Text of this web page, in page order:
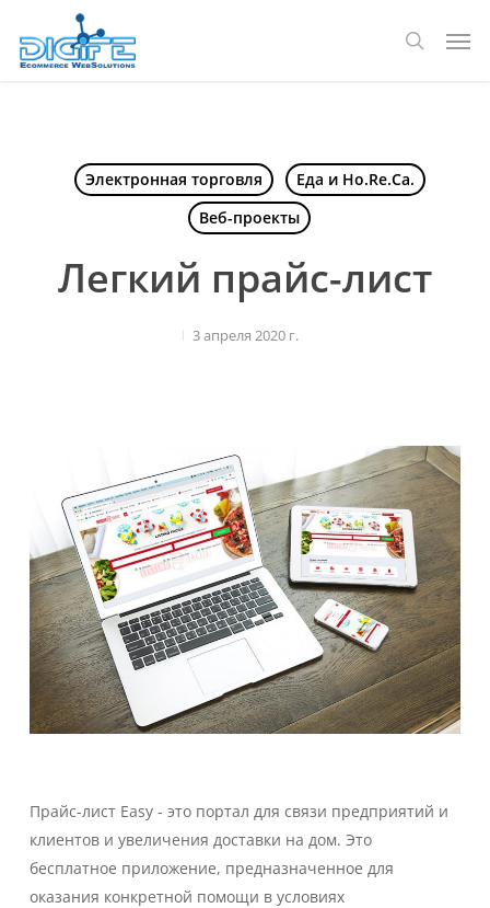
основному
поиск
Электронная торговля
Еда и Ho.Re.Ca.
Веб-проекты
Легкий прайс-лист
3 апреля 2020 г.
Прайс-лист Easy - это портал для связи предприятий и
клиентов и увеличения доставки на дом. Это
бесплатное приложение, предназначенное для
оказания конкретной помощи в условиях